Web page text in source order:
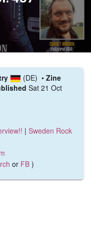
(DE) • Zine
Sat 21 Oct
| Sweden Rock
or FB )